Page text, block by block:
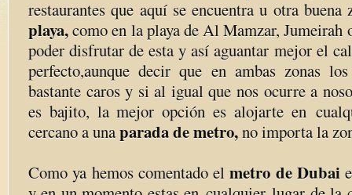
restaurantes que aquí se encuentra u otra
playa,como en la playa de Al Mamzar, Jumeirah
poder disfrutar de esta y así aguantar mejor el
perfecto,aunque decir que en ambas zonas
bastante caros y si al igual que nos ocurre a
es bajito, la mejor opción es alojarte en
cercano a unaparada de metro,no importa la
Como ya hemos comentado elmetro de Dubai